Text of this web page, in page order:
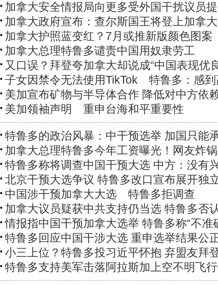
加拿大安全情报局向更多受外国干扰议员
加拿大政府宣布：查尔斯国王将登上加拿
加拿大护照蓝变红？7月或推新版颜色图案
加拿大总理特鲁多谴责中国用奴隶劳工
又口误？拜登夸加拿大却说成“中国表现优
子女因禁令无法使用TikTok 特鲁多：感
美加宣布矿物与半导体合作 降低对中方依
美加领袖声明 重申台海和平重要性
特鲁多的政治风暴：中干预选举 加国只能
加拿大总理特鲁多今年工资曝光！网友炸锅
特鲁多称将调查中国干预大选 中方：没有
北京干预大选争议 特鲁多改口宣布展开独
中国涉干预加拿大大选 特鲁多拒调查
加拿大议员疑获中共支持仍当选 特鲁多否
情报指中国干预加拿大选举 特鲁多称“不准
特鲁多回应中国干涉大选 重申选举结果公
小三上位？特鲁多投习近平怀抱 弃盟友拜
特鲁多支持美军击落阿拉斯加上空不明飞